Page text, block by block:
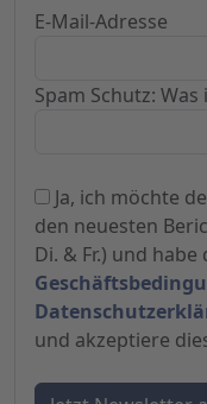
E-Mail-Adresse
Spam Schutz: Was
Ja, ich möchte
den neuesten
Di. & Fr.) und habe
und akzeptiere